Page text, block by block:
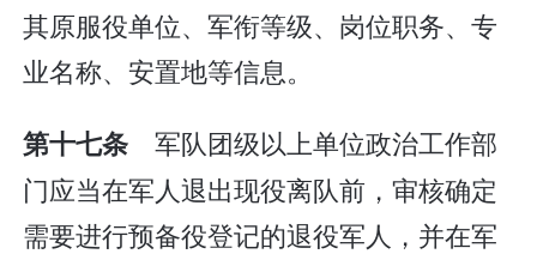
其原服役单位、军衔等级、岗位职务、专
业名称、安置地等信息。
第十七条军队团级以上单位政治工作部
门应当在军人退出现役离队前，审核确定
需要进行预备役登记的退役军人，并在军